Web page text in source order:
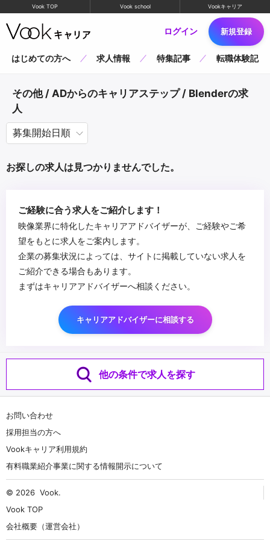
Vook TOP Vook school Vookキャリア
ログイン 新規登録
はじめての方へ 求人情報 特集記事 転職体験記
その他 / ADからのキャリアステップ / Blenderの求
人
お探しの求人は見つかりませんでした。
ご経験に合う求人をご紹介します！
映像業界に特化したキャリアアドバイザーが、ご経験やご希
望をもとに求人をご案内します。
企業の募集状況によっては、サイトに掲載していない求人を
ご紹介できる場合もあります。
まずはキャリアアドバイザーへ相談ください。
キャリアアドバイザーに相談する
他の条件で求人を探す
お問い合わせ
採用担当の方へ
Vookキャリア利用規約
有料職業紹介事業に関する情報開示について
© 2026 Vook.
Vook TOP
会社概要（運営会社）